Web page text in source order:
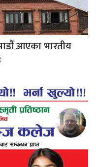
आएका भारतीय